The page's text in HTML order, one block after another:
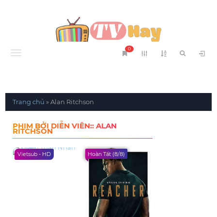
Menu
0
Trang chủ »Alan Ritchson
PHIM BỞI DIỄN VIÊN:: ALAN
RITCHSON
Vietsub - HD Hoàn Tất (8/8)